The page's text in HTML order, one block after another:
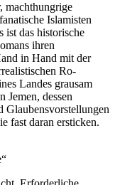
machthungrige
Islamisten
ist das historische
ihren
in Hand mit der
Ro-
Landes grausam
Jemen, dessen
Glaubensvorstellungen
fast daran ersticken.